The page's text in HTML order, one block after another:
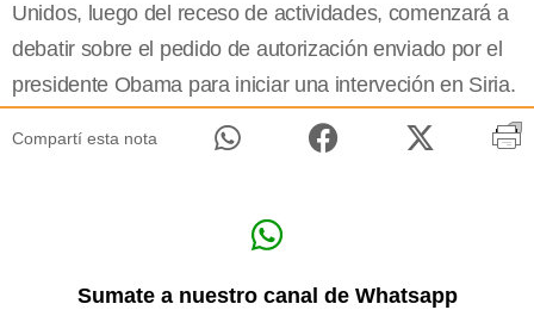
Unidos, luego del receso de actividades, comenzará a
debatir sobre el pedido de autorización enviado por el
presidente Obama para iniciar una interveción en Siria.
Compartí esta nota
Sumate a nuestro canal de Whatsapp